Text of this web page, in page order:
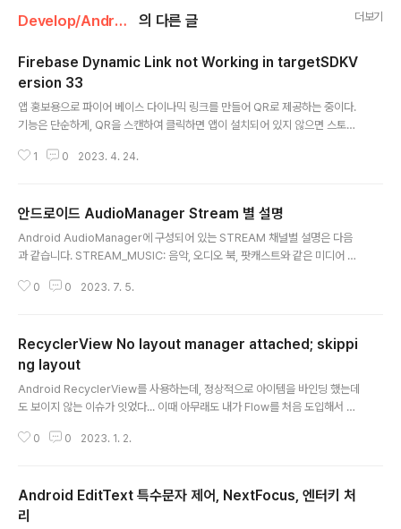
Develop/Android 의 다른 글 더보기
Firebase Dynamic Link not Working in targetSDKV
ersion 33
앱 홍보용으로 파이어 베이스 다이나믹 링크를 만들어 QR로 제공하는 중이다.
기능은 단순하게, QR을 스캔하여 클릭하면 앱이 설치되어 있지 않으면 스토어
상적으로 실행되는데, Android 13 에서 문제가 발생했다. Android 13 문제
실행되어야 함. 원인을 확인해 보니 Android sdk 33 부터 intentFilter 설정
이 필요했다. 이렇게 등록 해주면 된다. host는 파이어베이스에 다이나믹 링크
로 만든 링크를 해주고, path로 구분하여 실행할 링..
1 0 2023. 4. 24.
안드로이드 AudioManager Stream 별 설명
Android AudioManager에 구성되어 있는 STREAM 채널별 설명은 다음
과 같습니다. STREAM_MUSIC: 음악, 오디오 북, 팟캐스트와 같은 미디어 재
니다. STREAM_RING: 전화 벨소리에 사용되는 스트림입니다. STREAM_S
M_DTMF: DTMF 신호에 사용되는 스트림입니다. STREAM_TTS: 음성 합
성 음성에 사용되는 스트림입니다. STREAM_ACCESSIBILITY: 접근성 서비
스에 사용되는 스트림입니다. STREAM_NOTIFICA..
0 0 2023. 7. 5.
RecyclerView No layout manager attached; skippi
ng layout
Android RecyclerView를 사용하는데, 정상적으로 아이템을 바인딩 했는데
도 보이지 않는 이슈가 잇었다... 이때 아무래도 내가 Flow를 처음 도입해서 이
pping layout Logcat에는 위와 같은 에러가 발생했고, 이 에러를 보는데는
해야 에러가 발생하지 않는다.
0 0 2023. 1. 2.
Android EditText 특수문자 제어, NextFocus, 엔터키 처
리